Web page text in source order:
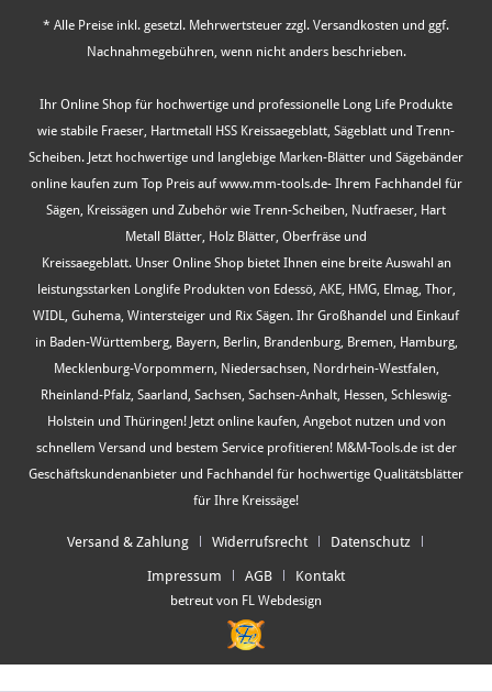
* Alle Preise inkl. gesetzl. Mehrwertsteuer zzgl. Versandkosten und ggf.
Nachnahmegebühren, wenn nicht anders beschrieben.
Ihr Online Shop für hochwertige und professionelle Long Life Produkte
wie stabile Fraeser, Hartmetall HSS Kreissaegeblatt, Sägeblatt und Trenn-
Scheiben. Jetzt hochwertige und langlebige Marken-Blätter und Sägebänder
online kaufen zum Top Preis auf www.mm-tools.de- Ihrem Fachhandel für
Sägen, Kreissägen und Zubehör wie Trenn-Scheiben, Nutfraeser, Hart
Metall Blätter, Holz Blätter, Oberfräse und
Kreissaegeblatt. Unser Online Shop bietet Ihnen eine breite Auswahl an
leistungsstarken Longlife Produkten von Edessö, AKE, HMG, Elmag, Thor,
WIDL, Guhema, Wintersteiger und Rix Sägen. Ihr Großhandel und Einkauf
in Baden-Württemberg, Bayern, Berlin, Brandenburg, Bremen, Hamburg,
Mecklenburg-Vorpommern, Niedersachsen, Nordrhein-Westfalen,
Rheinland-Pfalz, Saarland, Sachsen, Sachsen-Anhalt, Hessen, Schleswig-
Holstein und Thüringen! Jetzt online kaufen, Angebot nutzen und von
schnellem Versand und bestem Service profitieren! M&M-Tools.de ist der
Geschäftskundenanbieter und Fachhandel für hochwertige Qualitätsblätter
für Ihre Kreissäge!
Versand & Zahlung Widerrufsrecht Datenschutz
Impressum AGB Kontakt
betreut von FL Webdesign